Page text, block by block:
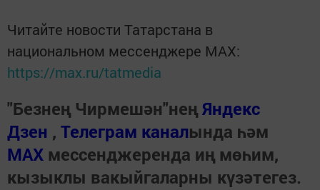
Читайте новости Татарстана в
национальном мессенджере MАХ:
https://max.ru/tatmedia
"Безнең Чирмешән"неңЯндекс
Дзен , Телеграм каналында һәм
МАХ мессенджеренда иң мөһим,
кызыклы вакыйгаларны күзәтегез.